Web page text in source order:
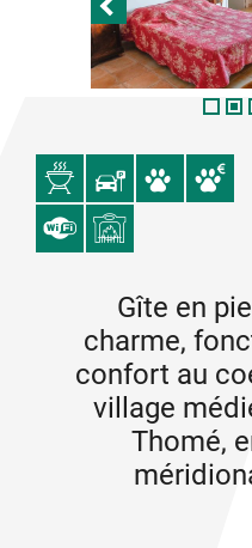
Gîte en
charme,
confort au
village
Thomé,